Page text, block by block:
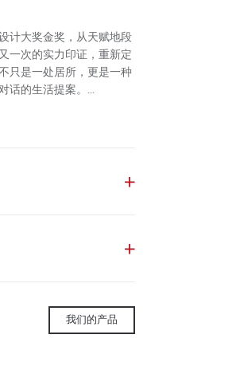
计大奖金奖，从天赋地段
一次的实力印证，重新定
只是一处居所，更是一种
话的生活提案。...
中国市场的第一声问候。
学，每一处细节都承载着
家嘴三件套，高区可瞰黄
盛宴。夜幕降临，更是将
我们的产品